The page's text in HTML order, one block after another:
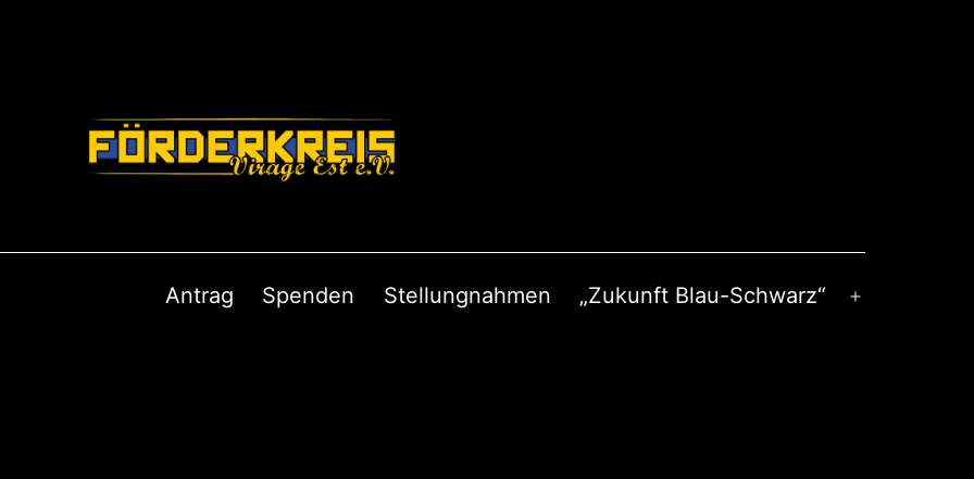
Antrag Spenden Stellungnahmen „Zukunft Blau-Schwarz“